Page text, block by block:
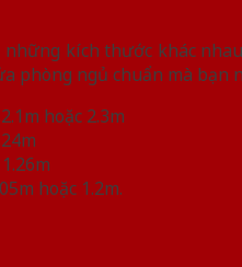
những kích thước khác
phòng ngủ chuẩn mà bạn
hoặc 2.3m
hoặc 1.2m.